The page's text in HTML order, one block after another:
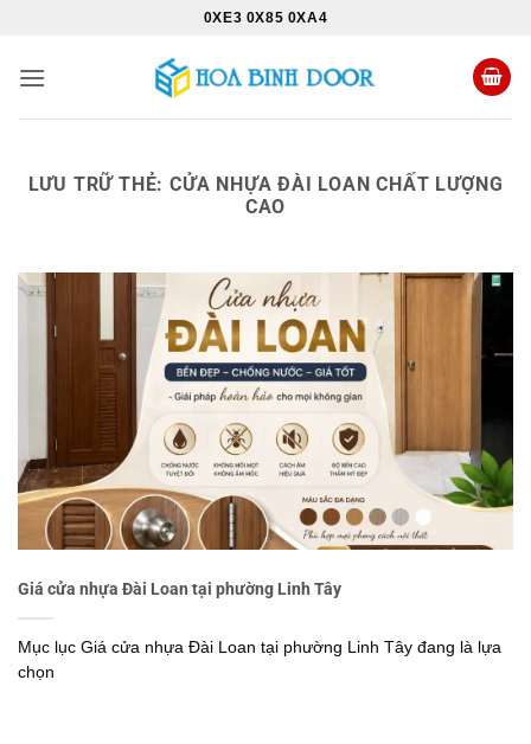
nội
0XE3 0X85 0XA4
LƯU TRỮ THẺ: CỬA NHỰA ĐÀI LOAN CHẤT LƯỢNG
CAO
Giá cửa nhựa Đài Loan tại phường Linh Tây
Mục lục Giá cửa nhựa Đài Loan tại phường Linh Tây đang là lựa
chọn